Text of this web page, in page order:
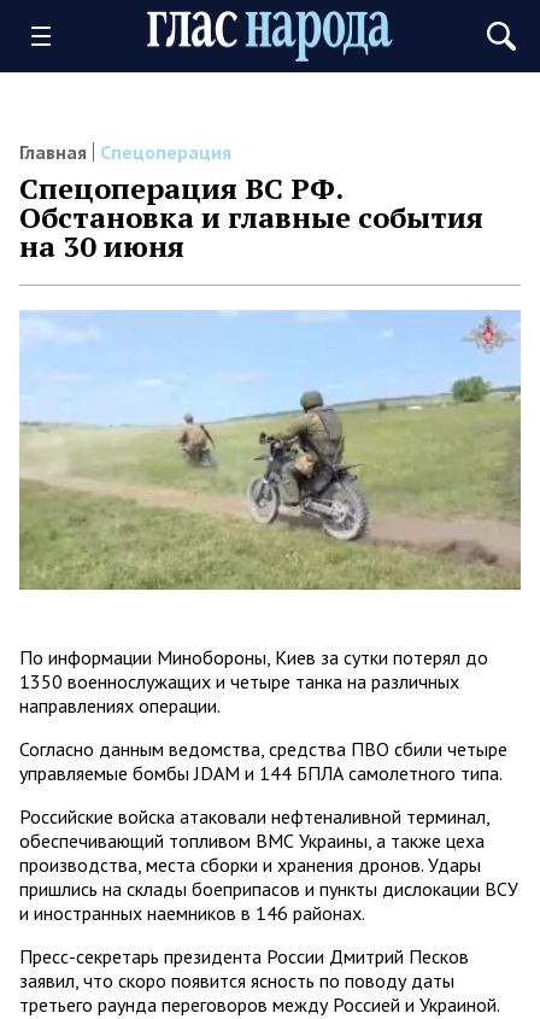
Главная Спецоперация
Спецоперация ВС РФ.
Обстановка и главные события
на 30 июня
По информации Минобороны, Киев за сутки потерял до
1350 военнослужащих и четыре танка на различных
направлениях операции.
Согласно данным ведомства, средства ПВО сбили четыре
управляемые бомбы JDAM и 144 БПЛА самолетного типа.
Российские войска атаковали нефтеналивной терминал,
обеспечивающий топливом ВМС Украины, а также цеха
производства, места сборки и хранения дронов. Удары
пришлись на склады боеприпасов и пункты дислокации ВСУ
и иностранных наемников в 146 районах.
Пресс-секретарь президента России Дмитрий Песков
заявил, что скоро появится ясность по поводу даты
третьего раунда переговоров между Россией и Украиной.